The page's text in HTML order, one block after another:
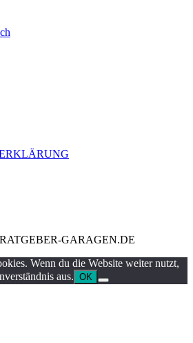
GARAGEN.DE
Wenn du die Website weiter nutzt,
aus. OK